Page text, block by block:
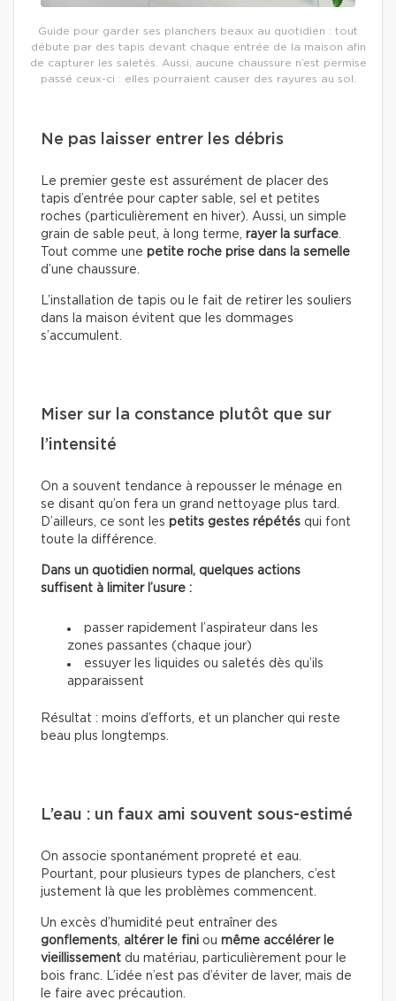
Guide pour garder ses planchers beaux au quotidien : tout
débute par des tapis devant chaque entrée de la maison afin
de capturer les saletés. Aussi, aucune chaussure n’est permise
passé ceux-ci : elles pourraient causer des rayures au sol.
Ne pas laisser entrer les débris
Le premier geste est assurément de placer des
tapis d’entrée pour capter sable, sel et petites
roches (particulièrement en hiver). Aussi, un simple
grain de sable peut, à long terme, rayer la surface
Tout comme une petite roche prise dans la semelle
d’une chaussure.
L’installation de tapis ou le fait de retirer les souliers
dans la maison évitent que les dommages
s’accumulent.
Miser sur la constance plutôt que sur
l’intensité
On a souvent tendance à repousser le ménage en
se disant qu’on fera un grand nettoyage plus tard.
D’ailleurs, ce sont les petits gestes répétés qui font
toute la différence.
Dans un quotidien normal, quelques actions
suffisent à limiter l’usure :
passer rapidement l’aspirateur dans les
zones passantes (chaque jour)
essuyer les liquides ou saletés dès qu’ils
apparaissent
Résultat : moins d’efforts, et un plancher qui reste
beau plus longtemps.
L’eau : un faux ami souvent sous-estimé
On associe spontanément propreté et eau.
Pourtant, pour plusieurs types de planchers, c’est
justement là que les problèmes commencent.
Un excès d’humidité peut entraîner des
gonflements altérer le fini ou même accélérer le
vieillissement du matériau, particulièrement pour le
bois franc. L’idée n’est pas d’éviter de laver, mais de
le faire avec précaution.